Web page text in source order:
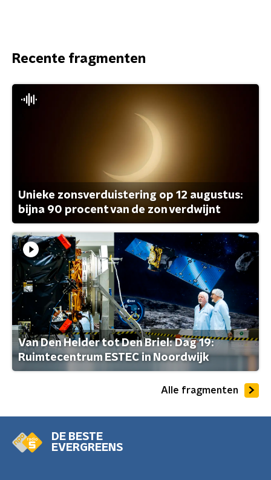
Recente fragmenten
Unieke zonsverduistering op 12 augustus:
bijna 90 procent van de zon verdwijnt
Van Den Helder tot Den Briel: Dag 19:
Ruimtecentrum ESTEC in Noordwijk
Alle fragmenten
DE BESTE
EVERGREENS